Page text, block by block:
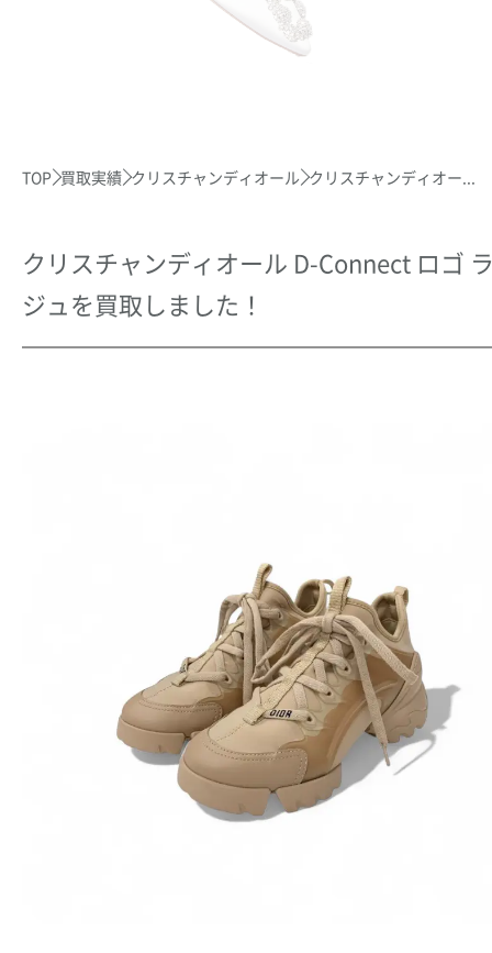
TOP 買取実績 クリスチャンディオール クリスチャンディオー...
クリスチャンディオール D-Connect ロゴ
ジュを買取しました！